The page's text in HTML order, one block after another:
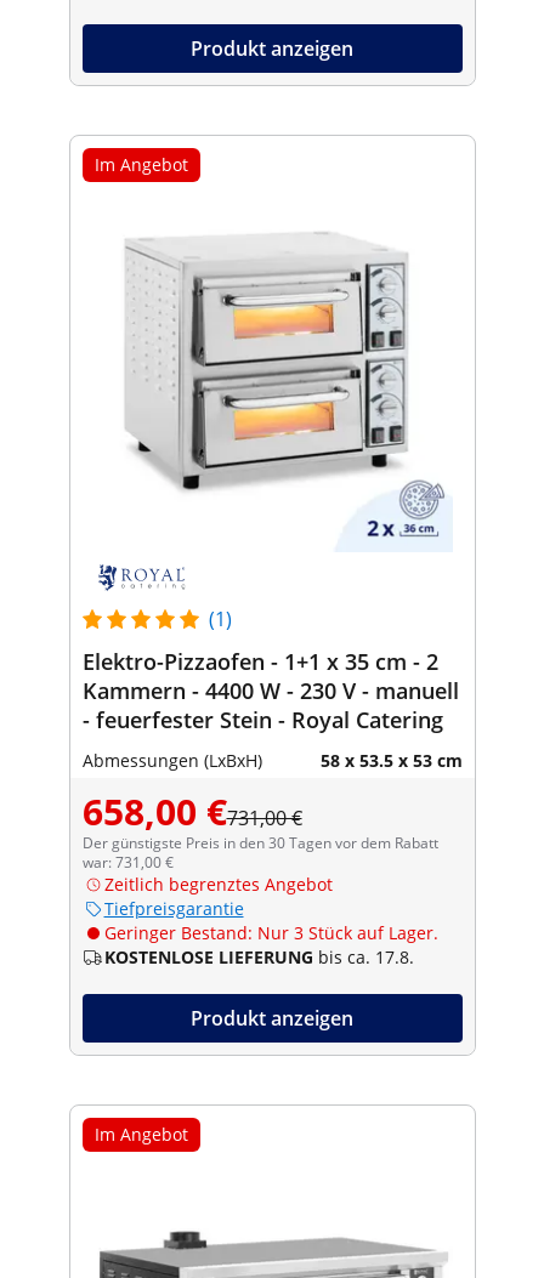
Produkt anzeigen
Im Angebot
(1)
Elektro-Pizzaofen - 1+1 x 35 cm - 2
Kammern - 4400 W - 230 V - manuell
- feuerfester Stein - Royal Catering
Abmessungen (LxBxH) 58 x 53.5 x 53 cm
658,00 €731,00 €
Der günstigste Preis in den 30 Tagen vor dem Rabatt
war: 731,00 €
Zeitlich begrenztes Angebot
Tiefpreisgarantie
Geringer Bestand: Nur 3 Stück auf Lager.
KOSTENLOSE LIEFERUNG bis ca. 17.8.
Produkt anzeigen
Im Angebot